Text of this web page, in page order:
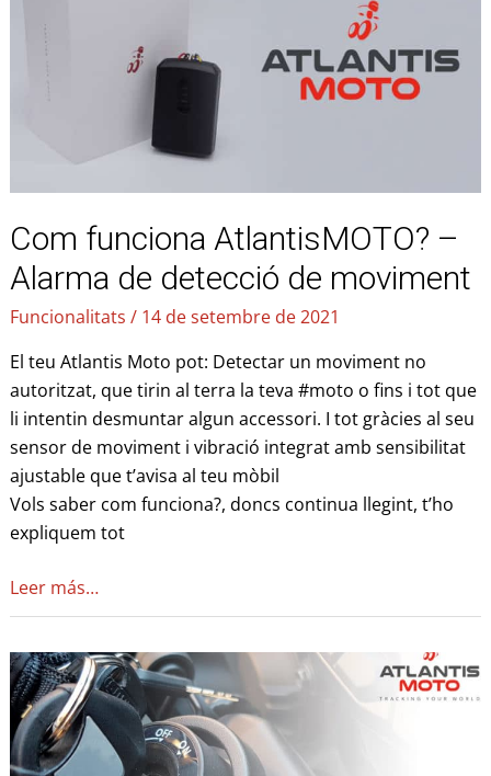
Com funciona AtlantisMOTO? –
Alarma de detecció de moviment
Funcionalitats / 14 de setembre de 2021
El teu Atlantis Moto pot: Detectar un moviment no
autoritzat, que tirin al terra la teva #moto o fins i tot que
li intentin desmuntar algun accessori. I tot gràcies al seu
sensor de moviment i vibració integrat amb sensibilitat
ajustable que t’avisa al teu mòbil
Vols saber com funciona?, doncs continua llegint, t’ho
expliquem tot
Alarma
Leer más…
passa
si
et
vas